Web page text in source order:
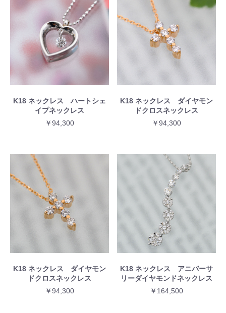
K18 ネックレス ハートシェ
イプネックレス
￥94,300
K18 ネックレス ダイヤモン
ドクロスネックレス
￥94,300
K18 ネックレス ダイヤモン
ドクロスネックレス
￥94,300
K18 ネックレス アニバーサ
リーダイヤモンドネックレス
￥164,500